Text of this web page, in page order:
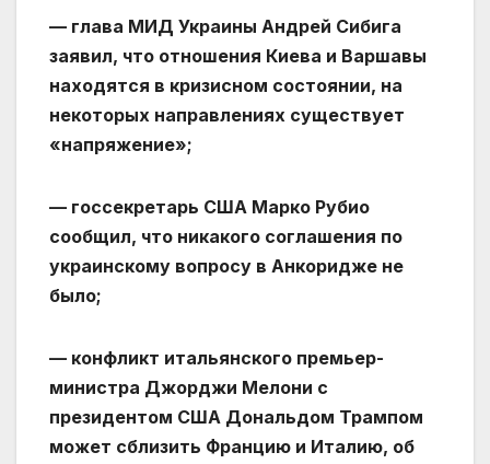
— глава МИД Украины Андрей Сибига
заявил, что отношения Киева и Варшавы
находятся в кризисном состоянии, на
некоторых направлениях существует
«напряжение»;
— госсекретарь США Марко Рубио
сообщил, что никакого соглашения по
украинскому вопросу в Анкоридже не
было;
— конфликт итальянского премьер-
министра Джорджи Мелони с
президентом США Дональдом Трампом
может сблизить Францию и Италию, об